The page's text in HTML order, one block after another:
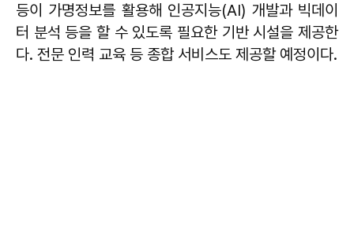
등이 가명정보를 활용해 인공지능(AI) 개발과 빅데이
터 분석 등을 할 수 있도록 필요한 기반 시설을 제공한
다. 전문 인력 교육 등 종합 서비스도 제공할 예정이다.